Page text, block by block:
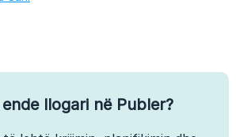
llogari në Publer?